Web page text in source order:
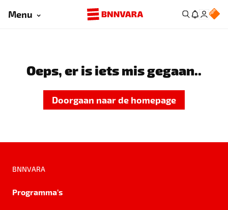
Menu
Oeps, er is iets mis gegaan..
Doorgaan naar de homepage
BNNVARA
Programma's